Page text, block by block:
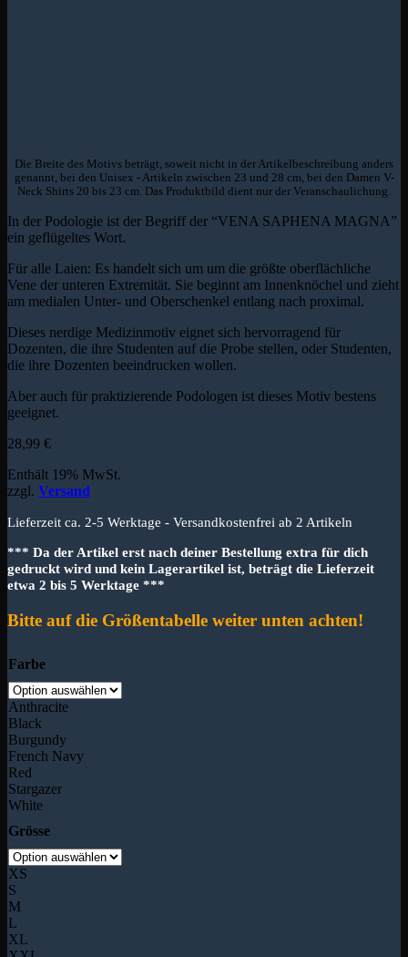
Die Breite des Motivs beträgt, soweit nicht in der Artikelbeschreibung anders
genannt, bei den Unisex - Artikeln zwischen 23 und 28 cm, bei den Damen V-
Neck Shirts 20 bis 23 cm. Das Produktbild dient nur der Veranschaulichung.
In der Podologie ist der Begriff der “VENA SAPHENA MAGNA”
ein geflügeltes Wort.
Für alle Laien: Es handelt sich um um die größte oberflächliche
Vene der unteren Extremität. Sie beginnt am Innenknöchel und zieht
am medialen Unter- und Oberschenkel entlang nach proximal.
Dieses nerdige Medizinmotiv eignet sich hervorragend für
Dozenten, die ihre Studenten auf die Probe stellen, oder Studenten,
die ihre Dozenten beeindrucken wollen.
Aber auch für praktizierende Podologen ist dieses Motiv bestens
geeignet.
28,99 €
Enthält 19% MwSt.
zzgl. Versand
Lieferzeit ca. 2-5 Werktage - Versandkostenfrei ab 2 Artikeln
*** Da der Artikel erst nach deiner Bestellung extra für dich
gedruckt wird und kein Lagerartikel ist, beträgt die Lieferzeit
etwa 2 bis 5 Werktage ***
Bitte auf die Größentabelle weiter unten achten!
Farbe
Anthracite
Black
Burgundy
French Navy
Red
Stargazer
White
Grösse
XS
S
M
L
XL